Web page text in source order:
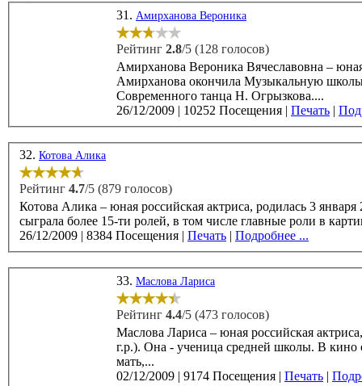
31. Амирханова Вероника
Рейтинг 2.8/5 (128 голосов)
Амирханова Вероника Вячеславовна – юная
Амирханова окончила Музыкальную
Современного танца Н. Огрызкова....
26/12/2009 | 10252 Посещения | Печать |
32. Котова Алика
Рейтинг 4.7/5 (879 голосов)
Котова Алика – юная российская актриса, родилась 3 января 2000 года в Москве. В
сыграла более 15-ти ролей, в том числе главные роли в
26/12/2009 | 8384 Посещения | Печать | Подробнее ...
33. Маслова Лариса
Рейтинг 4.4/5 (473 голосов)
Маслова Лариса – юная российская
г.р.). Она - ученица средней школы. В кино она попала благодаря своей маме, актрисе театра на Таганке. Глядя на
мать,...
02/12/2009 | 9174 Посещения | Печать |